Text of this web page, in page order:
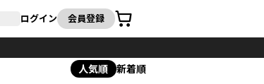
ログイン 会員登録
カート
人気順 新着順